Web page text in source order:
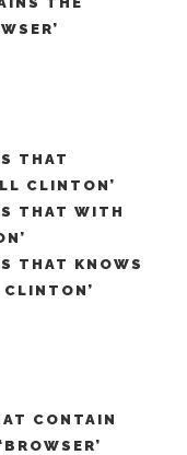
THAT
CLINTON’
THAT WITH
THAT KNOWS
CONTAIN